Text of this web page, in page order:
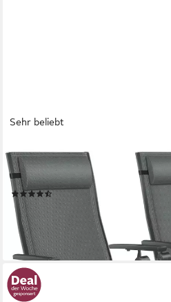
Sehr beliebt
Gartenstuhl (2 St), Hochlehner mit
Klappstuhl
ab 179,80 €
lieferbar - in 3-4 Werktagen bei dir